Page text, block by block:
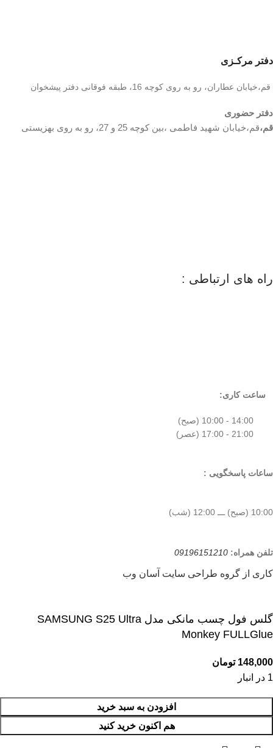
دفتر مرکـزی
قم،خیابان عطاران، رو به روی کوچه 16، طبقه فوقانی دفتر پیشخوان
دفتر حضوری
قم،قم،خیابان شهید فاطمی ،بین کوچه 25 و 27، رو به روی بهزیستی
راه های ارتباطی :
ساعت کاری:
ساعات پاسخگویی :
10:00 (صبح) ـــ 12:00 (شب)
تلفن همراه: 09196151210
کاری از گروه طراحی سایت آسان وب
گلس فول چسب مانکی مدل SAMSUNG S25 Ultra
Monkey FULLGlue
148,000 تومان
1 در انبار
افزودن به سبد خرید
هم اکنون خرید کنید